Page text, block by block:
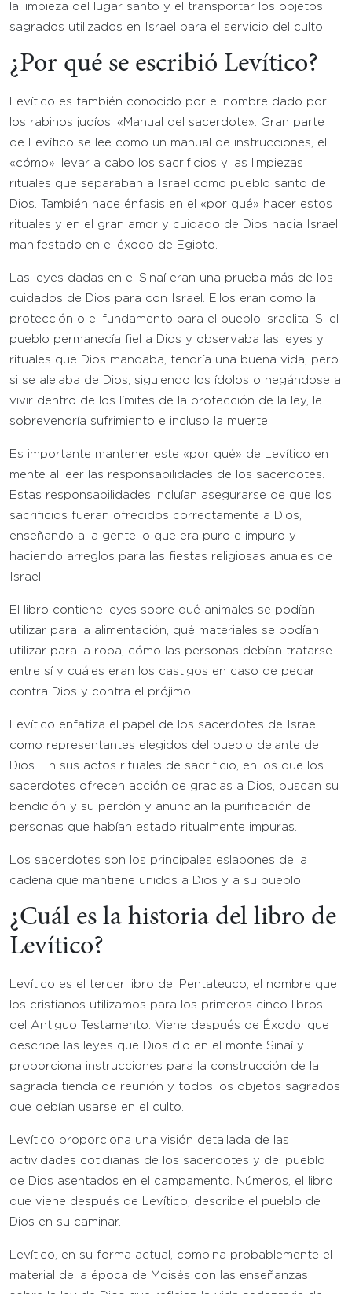
la limpieza del lugar santo y el transportar los objetos
sagrados utilizados en Israel para el servicio del culto.
¿Por qué se escribió Levítico?
Levítico es también conocido por el nombre dado por
los rabinos judíos, «Manual del sacerdote». Gran parte
de Levítico se lee como un manual de instrucciones, el
«cómo» llevar a cabo los sacrificios y las limpiezas
rituales que separaban a Israel como pueblo santo de
Dios. También hace énfasis en el «por qué» hacer estos
rituales y en el gran amor y cuidado de Dios hacia Israel
manifestado en el éxodo de Egipto.
Las leyes dadas en el Sinaí eran una prueba más de los
cuidados de Dios para con Israel. Ellos eran como la
protección o el fundamento para el pueblo israelita. Si el
pueblo permanecía fiel a Dios y observaba las leyes y
rituales que Dios mandaba, tendría una buena vida, pero
si se alejaba de Dios, siguiendo los ídolos o negándose a
vivir dentro de los límites de la protección de la ley, le
sobrevendría sufrimiento e incluso la muerte.
Es importante mantener este «por qué» de Levítico en
mente al leer las responsabilidades de los sacerdotes.
Estas responsabilidades incluían asegurarse de que los
sacrificios fueran ofrecidos correctamente a Dios,
enseñando a la gente lo que era puro e impuro y
haciendo arreglos para las fiestas religiosas anuales de
Israel.
El libro contiene leyes sobre qué animales se podían
utilizar para la alimentación, qué materiales se podían
utilizar para la ropa, cómo las personas debían tratarse
entre sí y cuáles eran los castigos en caso de pecar
contra Dios y contra el prójimo.
Levítico enfatiza el papel de los sacerdotes de Israel
como representantes elegidos del pueblo delante de
Dios. En sus actos rituales de sacrificio, en los que los
sacerdotes ofrecen acción de gracias a Dios, buscan su
bendición y su perdón y anuncian la purificación de
personas que habían estado ritualmente impuras.
Los sacerdotes son los principales eslabones de la
cadena que mantiene unidos a Dios y a su pueblo.
¿Cuál es la historia del libro de
Levítico?
Levítico es el tercer libro del Pentateuco, el nombre que
los cristianos utilizamos para los primeros cinco libros
del Antiguo Testamento. Viene después de Éxodo, que
describe las leyes que Dios dio en el monte Sinaí y
proporciona instrucciones para la construcción de la
sagrada tienda de reunión y todos los objetos sagrados
que debían usarse en el culto.
Levítico proporciona una visión detallada de las
actividades cotidianas de los sacerdotes y del pueblo
de Dios asentados en el campamento. Números, el libro
que viene después de Levítico, describe el pueblo de
Dios en su caminar.
Levítico, en su forma actual, combina probablemente el
material de la época de Moisés con las enseñanzas